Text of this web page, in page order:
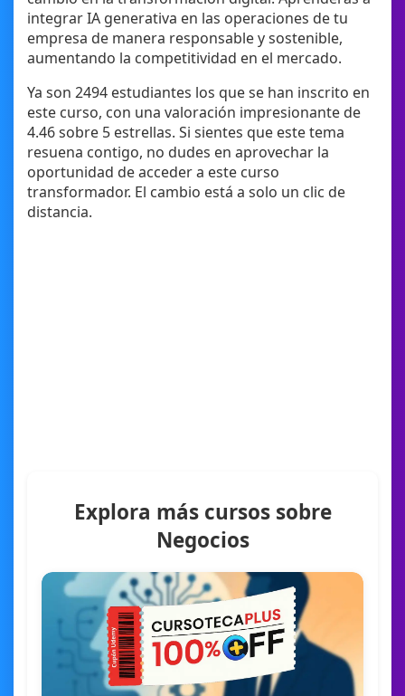
integrar IA generativa en las operaciones de tu
empresa de manera responsable y sostenible,
aumentando la competitividad en el mercado.
Ya son 2494 estudiantes los que se han inscrito en
este curso, con una valoración impresionante de
4.46 sobre 5 estrellas. Si sientes que este tema
resuena contigo, no dudes en aprovechar la
oportunidad de acceder a este curso
transformador. El cambio está a solo un clic de
distancia.
Explora más cursos sobre
Negocios